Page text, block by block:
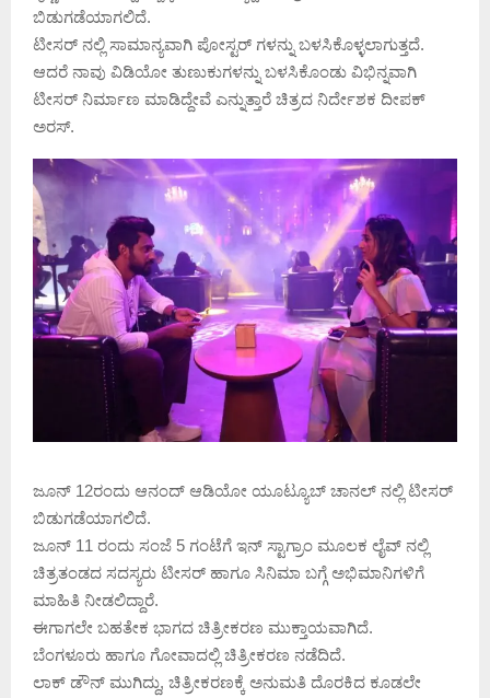
ಬಿಡುಗಡೆಯಾಗಲಿದೆ.
ಟೀಸರ್ ನಲ್ಲಿ ಸಾಮಾನ್ಯವಾಗಿ ಪೋಸ್ಟರ್ ಗಳನ್ನು ಬಳಸಿಕೊಳ್ಳಲಾಗುತ್ತದೆ.
ಆದರೆ ನಾವು ವಿಡಿಯೋ ತುಣುಕುಗಳನ್ನು ಬಳಸಿಕೊಂಡು ವಿಭಿನ್ನವಾಗಿ
ಟೀಸರ್ ನಿರ್ಮಾಣ ಮಾಡಿದ್ದೇವೆ ಎನ್ನುತ್ತಾರೆ ಚಿತ್ರದ ನಿರ್ದೇಶಕ ದೀಪಕ್
ಅರಸ್.
ಜೂನ್ 12ರಂದು ಆನಂದ್ ಆಡಿಯೋ ಯೂಟ್ಯೂಬ್‌ ಚಾನಲ್ ನಲ್ಲಿ ಟೀಸರ್
ಬಿಡುಗಡೆಯಾಗಲಿದೆ.
ಜೂನ್ 11 ರಂದು ಸಂಜೆ 5 ಗಂಟೆಗೆ ಇನ್ ಸ್ಟಾಗ್ರಾಂ ಮೂಲಕ ಲೈವ್ ನಲ್ಲಿ
ಚಿತ್ರತಂಡದ ಸದಸ್ಯರು ಟೀಸರ್ ಹಾಗೂ ಸಿನಿಮಾ ಬಗ್ಗೆ ಅಭಿಮಾನಿಗಳಿಗೆ
ಮಾಹಿತಿ ನೀಡಲಿದ್ದಾರೆ.
ಈಗಾಗಲೇ ಬಹತೇಕ ಭಾಗದ ಚಿತ್ರೀಕರಣ ಮುಕ್ತಾಯವಾಗಿದೆ.
ಬೆಂಗಳೂರು ಹಾಗೂ ಗೋವಾದಲ್ಲಿ ಚಿತ್ರೀಕರಣ ನಡೆದಿದೆ.
ಲಾಕ್ ಡೌನ್ ಮುಗಿದ್ದು, ಚಿತ್ರೀಕರಣಕ್ಕೆ ಅನುಮತಿ ದೊರಕಿದ ಕೂಡಲೇ